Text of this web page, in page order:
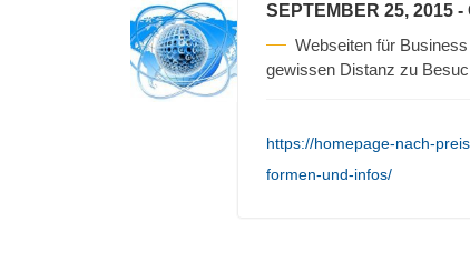
SEPTEMBER 25, 2015 -
Webseiten für
gewissen Distanz zu
https://homepage-nach-
formen-und-infos/